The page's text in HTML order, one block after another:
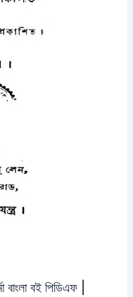
বই পিডিএফ |